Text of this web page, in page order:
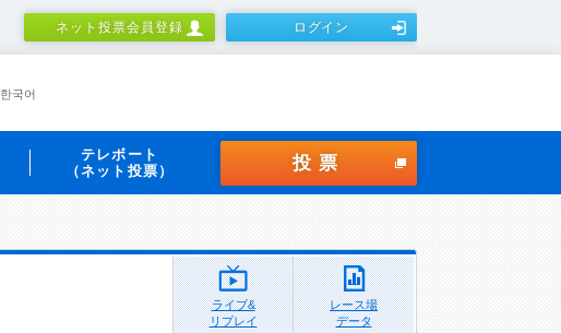
ネット投票会員登録 ログイン
한국어
テレボート
（ネット投票）
投票
ライブ&
リプレイ
レース場
データ